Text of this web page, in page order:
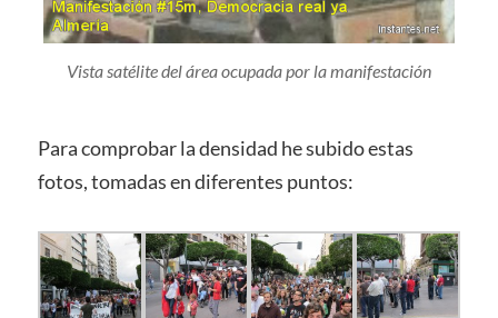
Vista satélite del área ocupada por la manifestación
Para comprobar la densidad he subido estas
fotos, tomadas en diferentes puntos: